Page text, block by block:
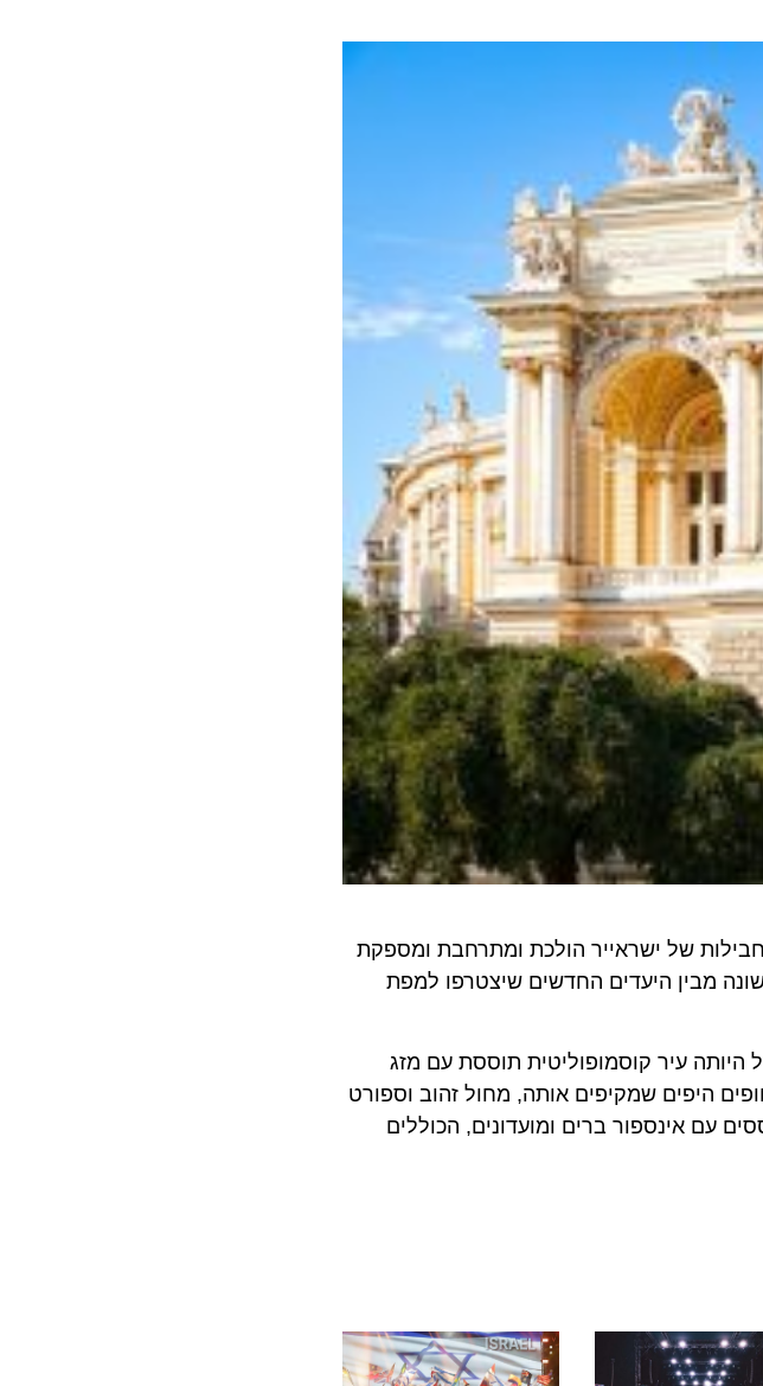
של ישראייר הולכת ומתרחבת ומספקת
מבין היעדים החדשים שיצטרפו למפת
עיר קוסמופוליטית תוססת עם מזג
היפים שמקיפים אותה, מחול זהוב וספורט
אינספור ברים ומועדונים, הכוללים